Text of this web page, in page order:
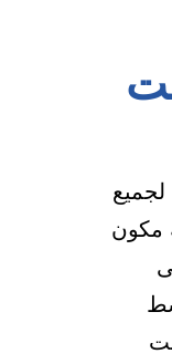
مكون